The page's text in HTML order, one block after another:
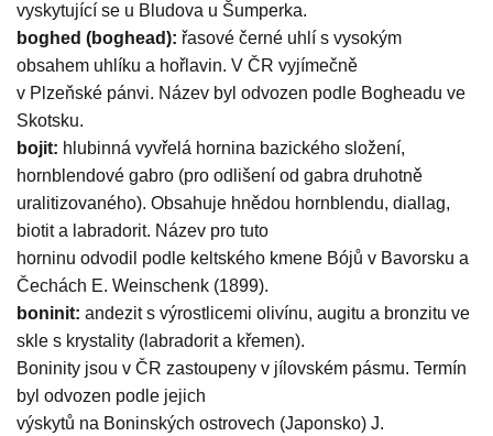
vyskytující se u Bludova u Šumperka.
boghed (boghead): řasové černé uhlí s vysokým
obsahem uhlíku a hořlavin. V ČR vyjímečně
v Plzeňské pánvi. Název byl odvozen podle Bogheadu ve
Skotsku.
bojit: hlubinná vyvřelá hornina bazického složení,
hornblendové gabro (pro odlišení od gabra druhotně
uralitizovaného). Obsahuje hnědou hornblendu, diallag,
biotit a labradorit. Název pro tuto
horninu odvodil podle keltského kmene Bójů v Bavorsku a
Čechách E. Weinschenk (1899).
boninit: andezit s výrostlicemi olivínu, augitu a bronzitu ve
skle s krystality (labradorit a křemen).
Boninity jsou v ČR zastoupeny v jílovském pásmu. Termín
byl odvozen podle jejich
výskytů na Boninských ostrovech (Japonsko) J.